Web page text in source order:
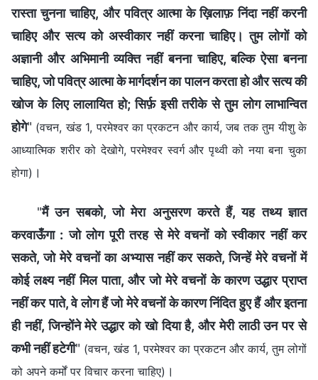
रास्ता चुनना चाहिए, और पवित्र आत्मा के ख़िलाफ़ निंदा नहीं करनी
चाहिए और सत्य को अस्वीकार नहीं करना चाहिए। तुम लोगों को
अज्ञानी और अभिमानी व्यक्ति नहीं बनना चाहिए, बल्कि ऐसा बनना
चाहिए, जो पवित्र आत्मा के मार्गदर्शन का पालन करता हो और सत्य की
खोज के लिए लालायित हो; सिर्फ़ इसी तरीके से तुम लोग लाभान्वित
होगे" (वचन, खंड 1, परमेश्वर का प्रकटन और कार्य, जब तक तुम यीशु के
आध्यात्मिक शरीर को देखोगे, परमेश्वर स्वर्ग और पृथ्वी को नया बना चुका
होगा) ।
"मैं उन सबको, जो मेरा अनुसरण करते हैं, यह तथ्य ज्ञात
करवाऊँगा : जो लोग पूरी तरह से मेरे वचनों को स्वीकार नहीं कर
सकते, जो मेरे वचनों का अभ्यास नहीं कर सकते, जिन्हें मेरे वचनों में
कोई लक्ष्य नहीं मिल पाता, और जो मेरे वचनों के कारण उद्धार प्राप्त
नहीं कर पाते, वे लोग हैं जो मेरे वचनों के कारण निंदित हुए हैं और इतना
ही नहीं, जिन्होंने मेरे उद्धार को खो दिया है, और मेरी लाठी उन पर से
कभी नहीं हटेगी" (वचन, खंड 1, परमेश्वर का प्रकटन और कार्य, तुम लोगों
को अपने कर्मों पर विचार करना चाहिए) ।